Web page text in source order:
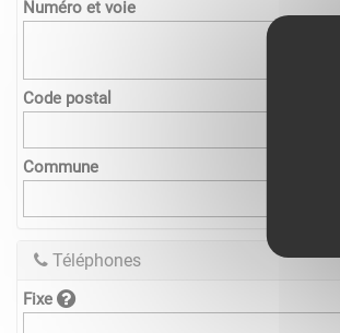
Numéro et voie
Code postal
Commune
Téléphones
Fixe